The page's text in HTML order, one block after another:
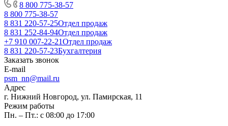
8 800 775-38-57
8 800 775-38-57
8 831 220-57-25Отдел продаж
8 831 252-84-94Отдел продаж
+7 910 007-22-21Отдел продаж
8 831 220-57-23Бухгалтерия
Заказать звонок
E-mail
psm_nn@mail.ru
Адрес
г. Нижний Новгород, ул. Памирская, 11
Режим работы
Пн. – Пт.: с 08:00 до 17:00